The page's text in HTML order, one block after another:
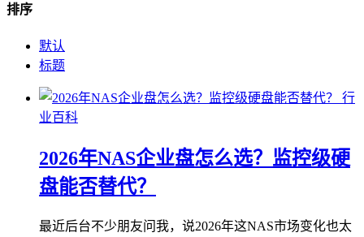
排序
默认
标题
行
业百科
2026年NAS企业盘怎么选？监控级硬
盘能否替代？
最近后台不少朋友问我，说2026年这NAS市场变化也太